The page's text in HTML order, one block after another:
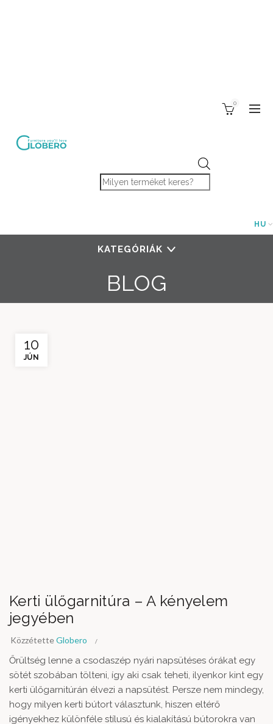
Products search
0
HU
KATEGÓRIÁK
BLOG
10
JÚN
Kerti ülőgarnitúra – A kényelem
jegyében
KözzétetteGlobero
Őrültség lenne a csodaszép nyári napsütéses órákat egy
sötét szobában tölteni, így aki csak teheti, ilyenkor kint egy
kerti ülőgarnitúrán élvezi a napsütést. Persze nem mindegy,
hogy milyen kerti bútort választunk, hiszen eltérő
igényekhez különféle stílusú és kialakítású bútorokra van